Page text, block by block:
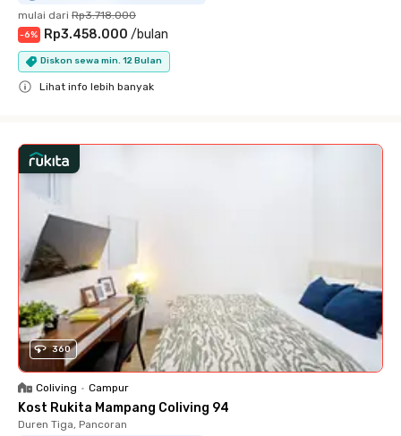
mulai dari Rp3.718.000
-6% Rp3.458.000 /bulan
Diskon sewa min. 12 Bulan
Lihat info lebih banyak
360
Coliving • Campur
Kost Rukita Mampang Coliving 94
Duren Tiga, Pancoran